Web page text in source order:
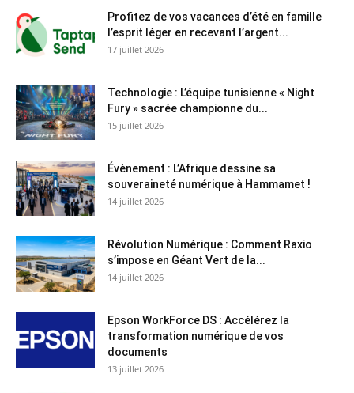
Profitez de vos vacances d’été en famille
l’esprit léger en recevant l’argent...
17 juillet 2026
Technologie : L’équipe tunisienne « Night
Fury » sacrée championne du...
15 juillet 2026
Évènement : L’Afrique dessine sa
souveraineté numérique à Hammamet !
14 juillet 2026
Révolution Numérique : Comment Raxio
s’impose en Géant Vert de la...
14 juillet 2026
Epson WorkForce DS : Accélérez la
transformation numérique de vos
documents
13 juillet 2026